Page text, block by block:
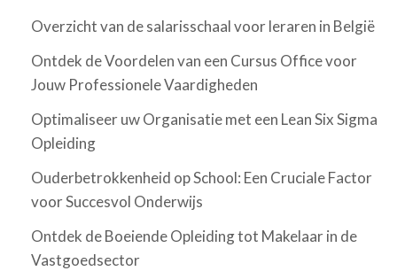
Overzicht van de salarisschaal voor leraren in België
Ontdek de Voordelen van een Cursus Office voor
Jouw Professionele Vaardigheden
Optimaliseer uw Organisatie met een Lean Six Sigma
Opleiding
Ouderbetrokkenheid op School: Een Cruciale Factor
voor Succesvol Onderwijs
Ontdek de Boeiende Opleiding tot Makelaar in de
Vastgoedsector